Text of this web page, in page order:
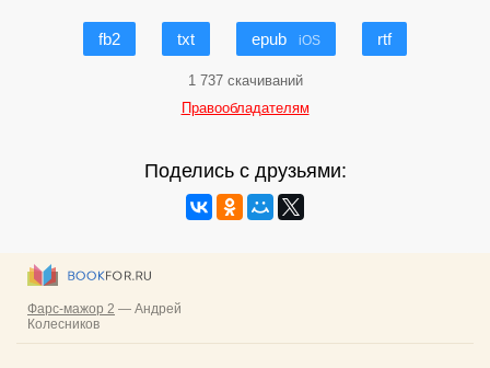
fb2 txt epub iOS rtf
1 737 скачиваний
Правообладателям
Поделись с друзьями: